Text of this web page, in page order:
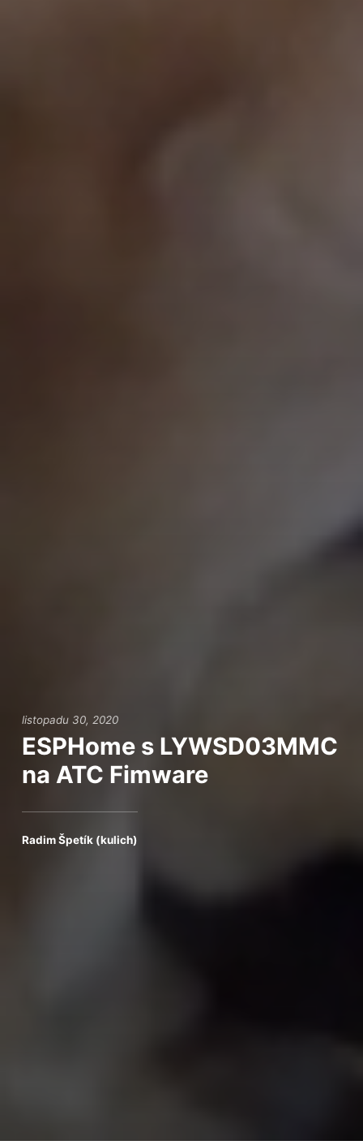
listopadu 30, 2020
ESPHome s LYWSD03MMC
na ATC Fimware
Radim Špetík (kulich)